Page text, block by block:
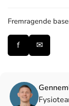
Fremragende
f ✉